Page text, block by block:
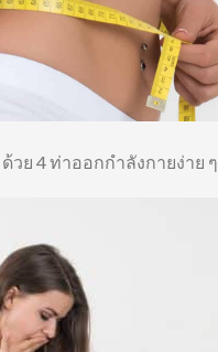
ย 4 ท่าออกกำลังกายง่าย ๆ